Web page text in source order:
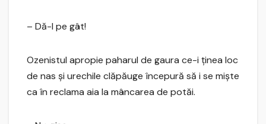
– Dă-l pe gât!
Ozenistul apropie paharul de gaura ce-i ţinea loc
de nas şi urechile clăpăuge începură să i se mişte
ca în reclama aia la mâncarea de potăi.